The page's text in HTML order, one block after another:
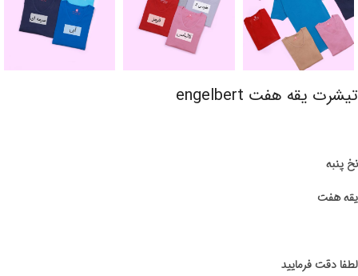
تیشرت یقه هفت engelbert
نخ پنبه
یقه هفت
لطفا دقت فرمایید